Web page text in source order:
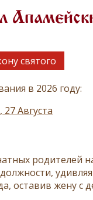
святого
в 2026 году:
27 Августа
родителей
оставив жену с